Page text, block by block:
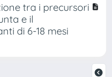
tra i precursori
e il
di 6-18 mesi